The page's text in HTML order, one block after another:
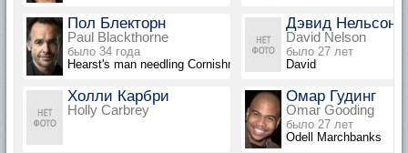
Пол Блекторн
Paul Blackthorne
было 34 года
Hearst's man needling Cornishmen
Дэвид Нельсон
David Nelson
было 27 лет
David
Холли Карбри
Holly Carbrey
Омар Гудинг
Omar Gooding
было 27 лет
Odell Marchbanks